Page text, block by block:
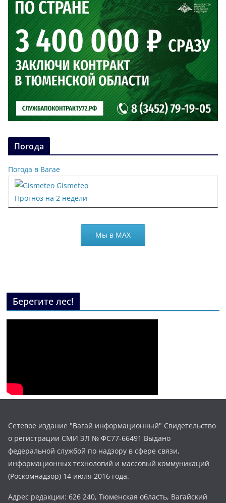
Погода
Погода в Вагае
Gismeteo
Прогноз на 2 недели
Мы в МАХ
Берегите лес!
Сетевое издание "Вагай информационный" Свидетельство
о регистрации СМИ ЭЛ № ФС77-66491 Выдано
федеральной службой по надзору в сфере связи,
информационных технологий и массовый коммуникаций
(Роскомнадзор) 14 июля 2016 года.
Адрес редакции: 626 240, Тюменская область, Вагайский